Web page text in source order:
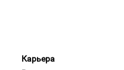
Карьера